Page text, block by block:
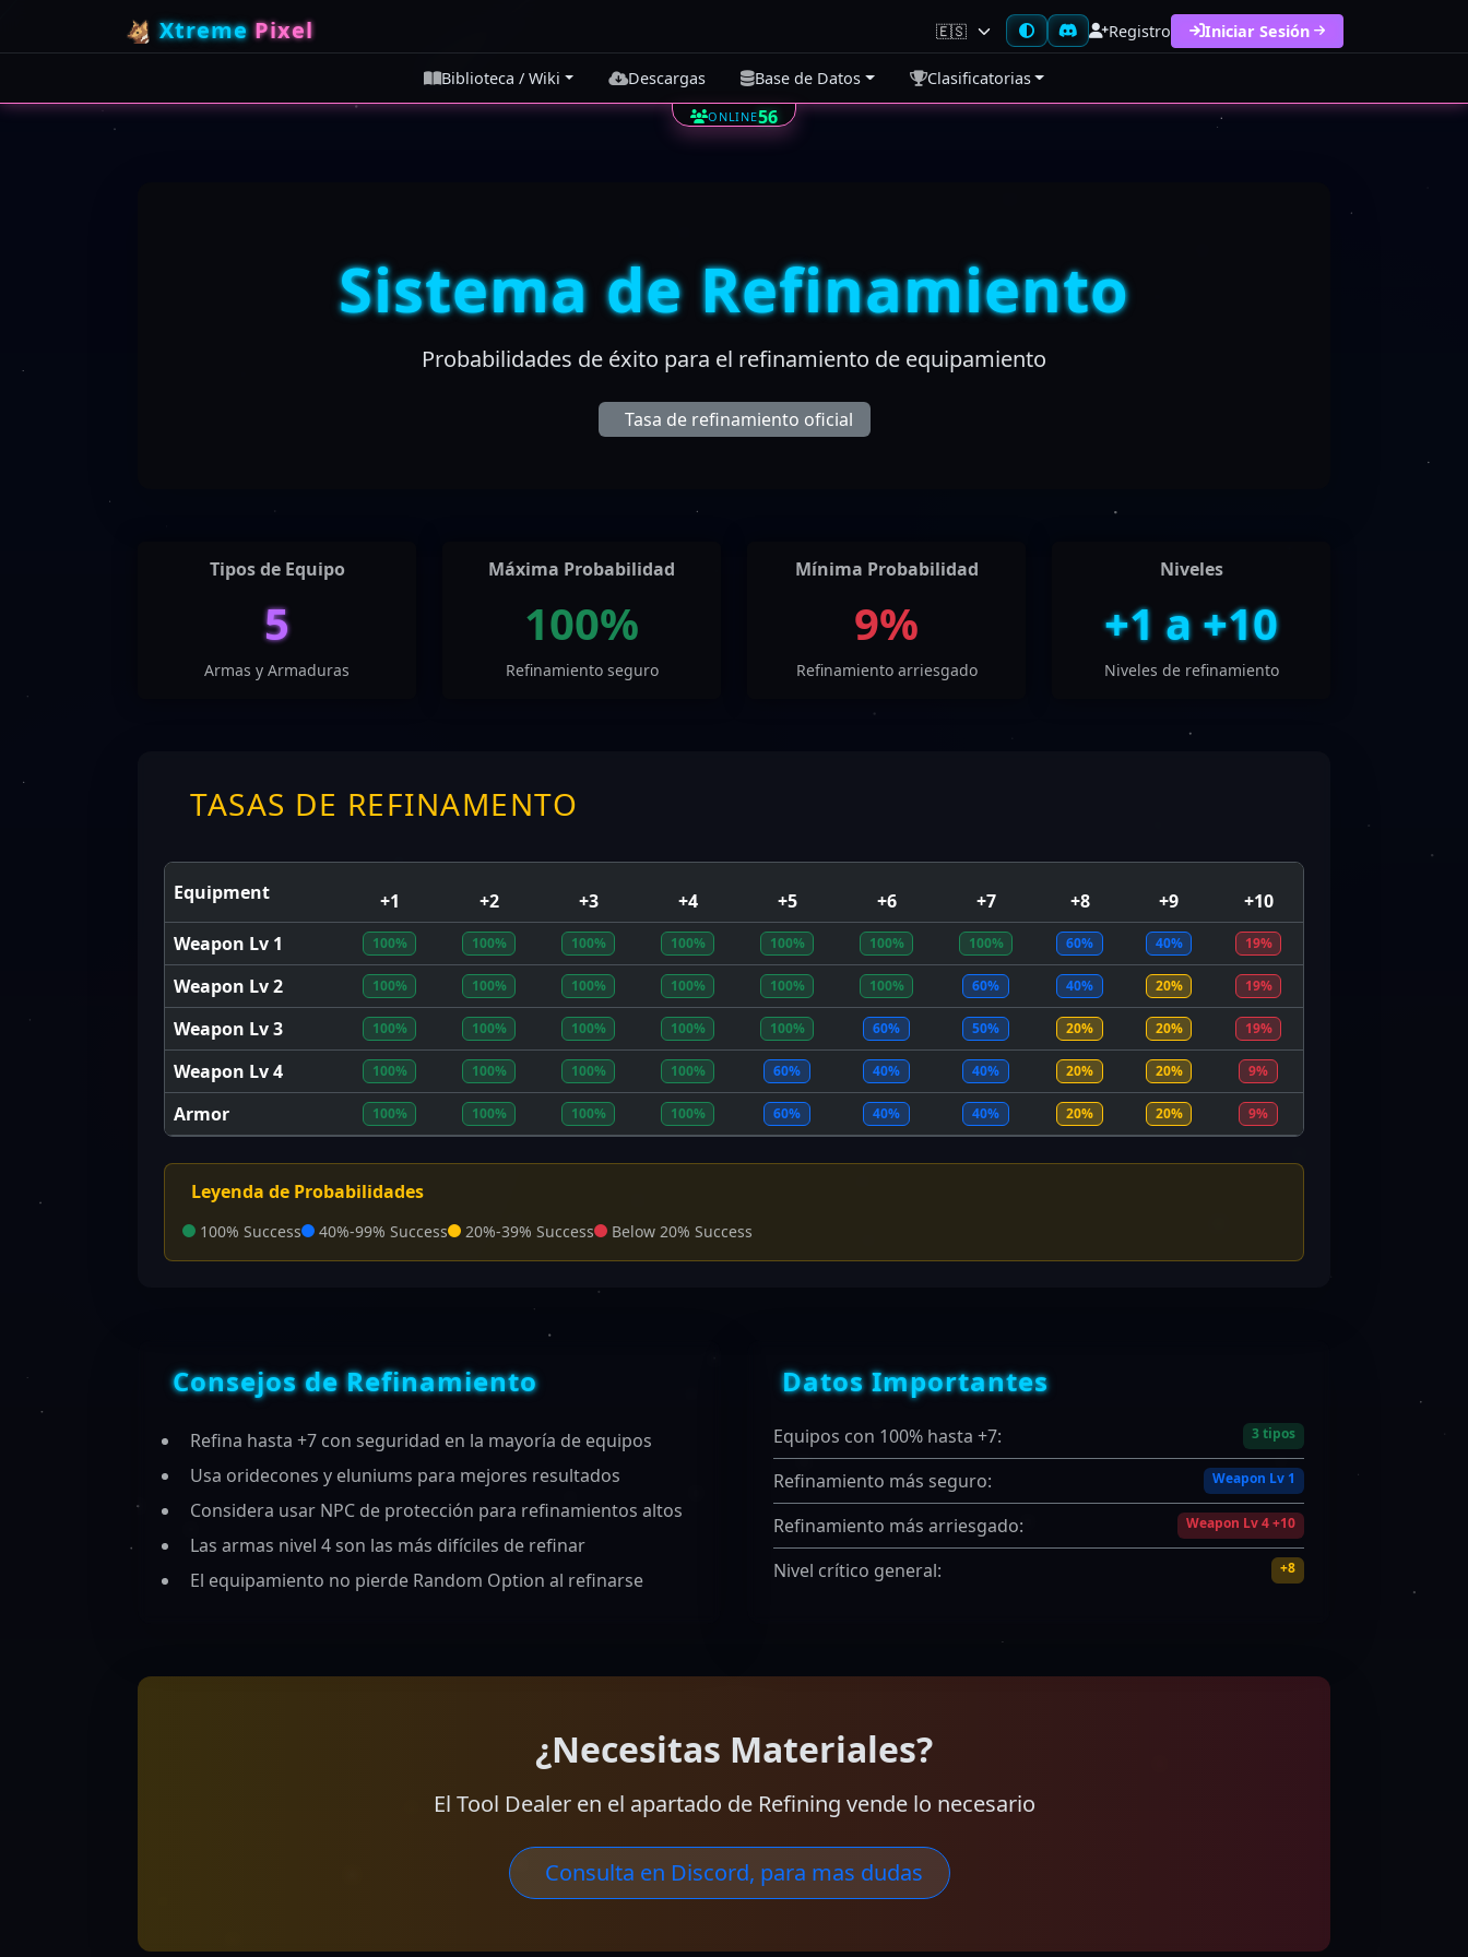
XtremePixel Registro Iniciar Sesión
Biblioteca / Wiki Descargas Base de Datos Clasificatorias
ONLINE56
Sistema de Refinamiento
Probabilidades de éxito para el refinamiento de equipamiento
Tasa de refinamiento oficial
Tipos de Equipo
5
Armas y Armaduras
Máxima Probabilidad
100%
Refinamiento seguro
Mínima Probabilidad
9%
Refinamiento arriesgado
Niveles
+1 a +10
Niveles de refinamiento
TASAS DE REFINAMENTO
Equipment +1 +2 +3 +4 +5 +6 +7 +8 +9
+10
Weapon Lv 1
100% 100% 100% 100% 100% 100% 100% 60% 40% 19%
Weapon Lv 2 100% 100% 100% 100% 100% 100% 60% 40% 20% 19%
Weapon Lv 3 100% 100% 100% 100% 100% 60% 50% 20% 20% 19%
Weapon Lv 4 100% 100% 100% 100% 60% 40% 40% 20% 20% 9%
Armor 100% 100% 100% 100% 60% 40% 40% 20% 20% 9%
Leyenda de Probabilidades
100% Success 40%-99% Success 20%-39% Success Below 20% Success
Consejos de Refinamiento
Refina hasta +7 con seguridad en la mayoría de equipos
Usa oridecones y eluniums para mejores resultados
Considera usar NPC de protección para refinamientos altos
Las armas nivel 4 son las más difíciles de refinar
El equipamiento no pierde Random Option al refinarse
Datos Importantes
Equipos con 100% hasta +7: 3 tipos
Refinamiento más seguro: Weapon Lv 1
Refinamiento más arriesgado: Weapon Lv 4 +10
Nivel crítico general: +8
¿Necesitas Materiales?
El Tool Dealer en el apartado de Refining vende lo necesario
Consulta en Discord, para mas dudas